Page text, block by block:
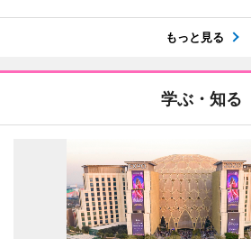
もっと見る
学ぶ・知る